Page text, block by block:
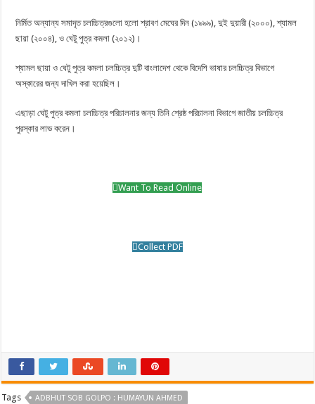
নির্মিত অন্যান্য সমাদৃত চলচ্চিত্রগুলো হলো শ্রাবণ মেঘের দিন (১৯৯৯), দুই দুয়ারী (২০০০), শ্যামল
ছায়া (২০০৪), ও ঘেটু পুত্র কমলা (২০১২)।
শ্যামল ছায়া ও ঘেটু পুত্র কমলা চলচ্চিত্র দুটি বাংলাদেশ থেকে বিদেশি ভাষার চলচ্চিত্র বিভাগে
অস্কারের জন্য দাখিল করা হয়েছিল।
এছাড়া ঘেটু পুত্র কমলা চলচ্চিত্র পরিচালনার জন্য তিনি শ্রেষ্ঠ পরিচালনা বিভাগে জাতীয় চলচ্চিত্র
পুরস্কার লাভ করেন।
Want To Read Online
Collect PDF
Tags
ADBHUT SOB GOLPO : HUMAYUN AHMED